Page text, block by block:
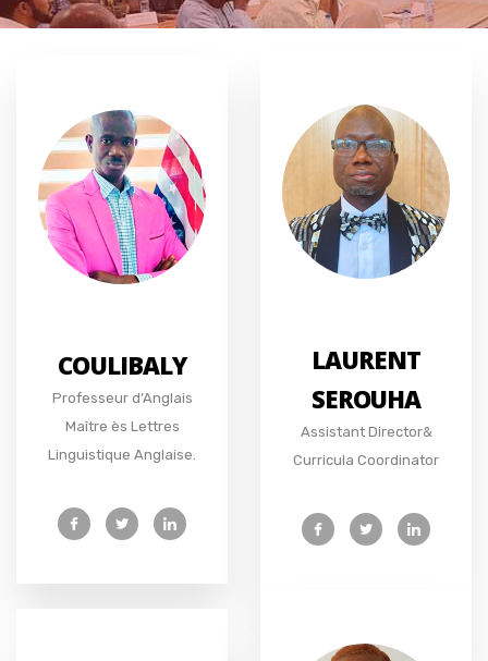
COULIBALY
Professeur d’Anglais
Maître ès Lettres
Linguistique Anglaise.
LAURENT
SEROUHA
Assistant Director&
Curricula Coordinator